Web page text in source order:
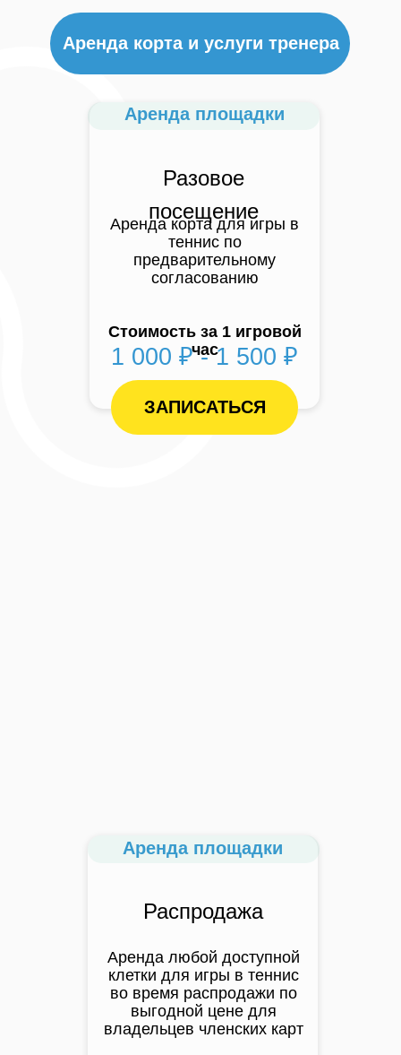
Аренда корта для игры в
теннис по
предварительному
согласованию
Стоимость за 1 игровой
час
1 000 ₽ - 1 500 ₽
Разовое
посещение
Аренда площадки
ЗАПИСАТЬСЯ
Аренда корта и услуги тренера
Аренда любой доступной
клетки для игры в теннис
во время распродажи по
выгодной цене для
владельцев членских карт
Распродажа
Аренда площадки